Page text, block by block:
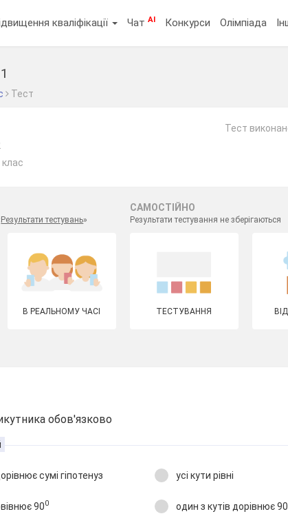
кваліфікації ЧатAI Конкурси Олімпіада
Тест
Тест
Результати тестувань»
САМОСТІЙНО
Результати тестування не зберігаються
В РЕАЛЬНОМУ ЧАСІ ТЕСТУВАННЯ
обов'язково
сумі гіпотенуз усі кути рівні
900 один з кутів дорівнює 90